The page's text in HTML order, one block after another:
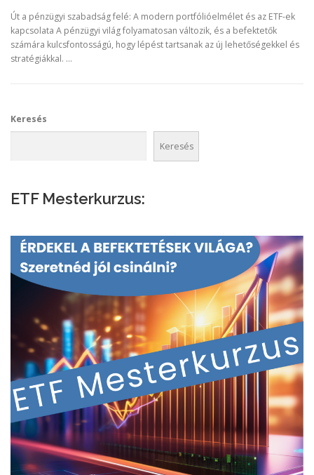
Út a pénzügyi szabadság felé: A modern portfólióelmélet és az ETF-ek
kapcsolata A pénzügyi világ folyamatosan változik, és a befektetők
számára kulcsfontosságú, hogy lépést tartsanak az új lehetőségekkel és
stratégiákkal. …
Keresés
Keresés
ETF Mesterkurzus: